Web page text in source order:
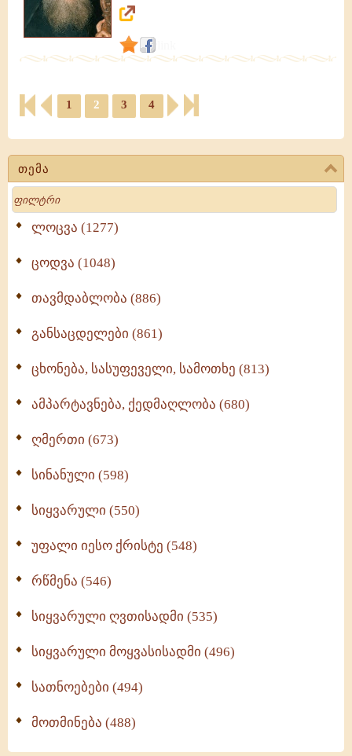
თემა
Search
ლოცვა (1277)
ცოდვა (1048)
თავმდაბლობა (886)
განსაცდელები (861)
ცხონება, სასუფეველი, სამოთხე (813)
ამპარტავნება, ქედმაღლობა (680)
ღმერთი (673)
სინანული (598)
სიყვარული (550)
უფალი იესო ქრისტე (548)
რწმენა (546)
სიყვარული ღვთისადმი (535)
სიყვარული მოყვასისადმი (496)
სათნოებები (494)
მოთმინება (488)
1 2 3 4